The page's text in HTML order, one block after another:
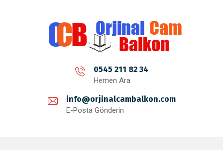
0545 211 82 34
Hemen Ara
info@orjinalcambalkon.com
E-Posta Gönderin